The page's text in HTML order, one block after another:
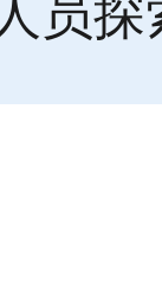
员